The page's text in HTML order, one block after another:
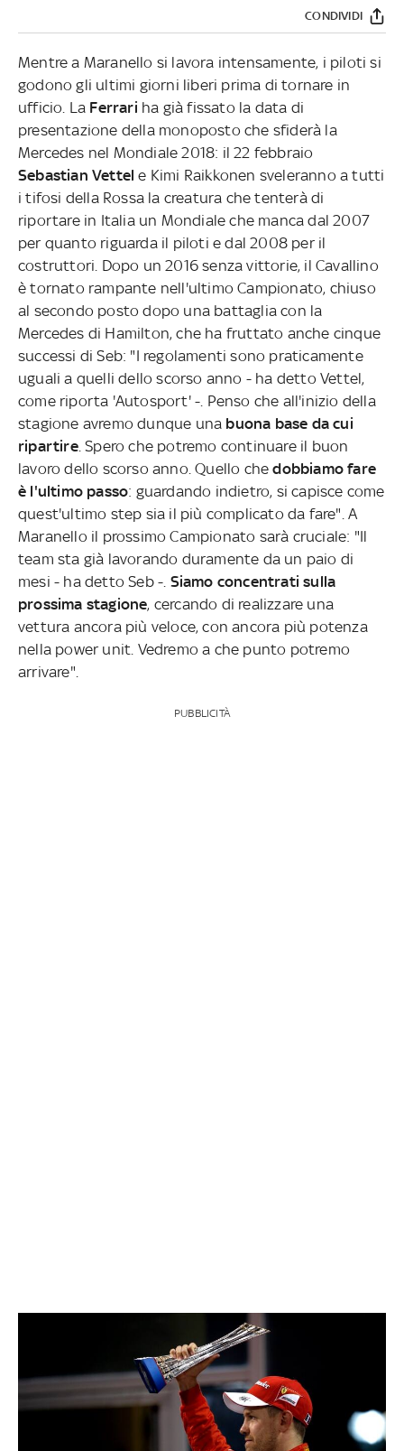
CONDIVIDI
Mentre a Maranello si lavora intensamente, i piloti si
godono gli ultimi giorni liberi prima di tornare in
ufficio. La Ferrari ha già fissato la data di
presentazione della monoposto che sfiderà la
Mercedes nel Mondiale 2018: il 22 febbraio
Sebastian Vettele Kimi Raikkonen sveleranno a tutti
i tifosi della Rossa la creatura che tenterà di
riportare in Italia un Mondiale che manca dal 2007
per quanto riguarda il piloti e dal 2008 per il
costruttori. Dopo un 2016 senza vittorie, il Cavallino
è tornato rampante nell'ultimo Campionato, chiuso
al secondo posto dopo una battaglia con la
Mercedes di Hamilton, che ha fruttato anche cinque
successi di Seb: "I regolamenti sono praticamente
uguali a quelli dello scorso anno - ha detto Vettel,
come riporta 'Autosport' -. Penso che all'inizio della
stagione avremo dunque una buona base da cui
ripartire. Spero che potremo continuare il buon
lavoro dello scorso anno. Quello chedobbiamo fare
è l'ultimo passo: guardando indietro, si capisce come
quest'ultimo step sia il più complicato da fare". A
Maranello il prossimo Campionato sarà cruciale: "Il
team sta già lavorando duramente da un paio di
mesi - ha detto Seb -. Siamo concentrati sulla
prossima stagione, cercando di realizzare una
vettura ancora più veloce, con ancora più potenza
nella power unit. Vedremo a che punto potremo
arrivare".
PUBBLICITÀ